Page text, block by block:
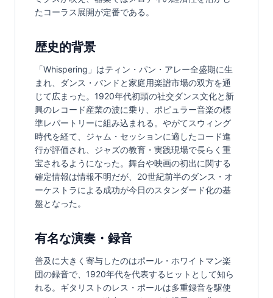
たコーラス展開が定番である。
歴史的背景
「Whispering」はティン・パン・アレー全盛期に生
まれ、ダンス・バンドと家庭用楽譜市場の双方を通
じて広まった。1920年代初頭の社交ダンス文化と新
興のレコード産業の波に乗り、ポピュラー音楽の標
準レパートリーに組み込まれる。やがてスウィング
時代を経て、ジャム・セッションに適したコード進
行が評価され、ジャズの教育・実践現場で長らく重
宝されるようになった。舞台や映画の初出に関する
確定情報は情報不明だが、20世紀前半のダンス・オ
ーケストラによる成功が今日のスタンダード化の基
盤となった。
有名な演奏・録音
普及に大きく寄与したのはポール・ホワイトマン楽
団の録音で、1920年代を代表するヒットとして知ら
れる。ギタリストのレス・ポールは多重録音を駆使